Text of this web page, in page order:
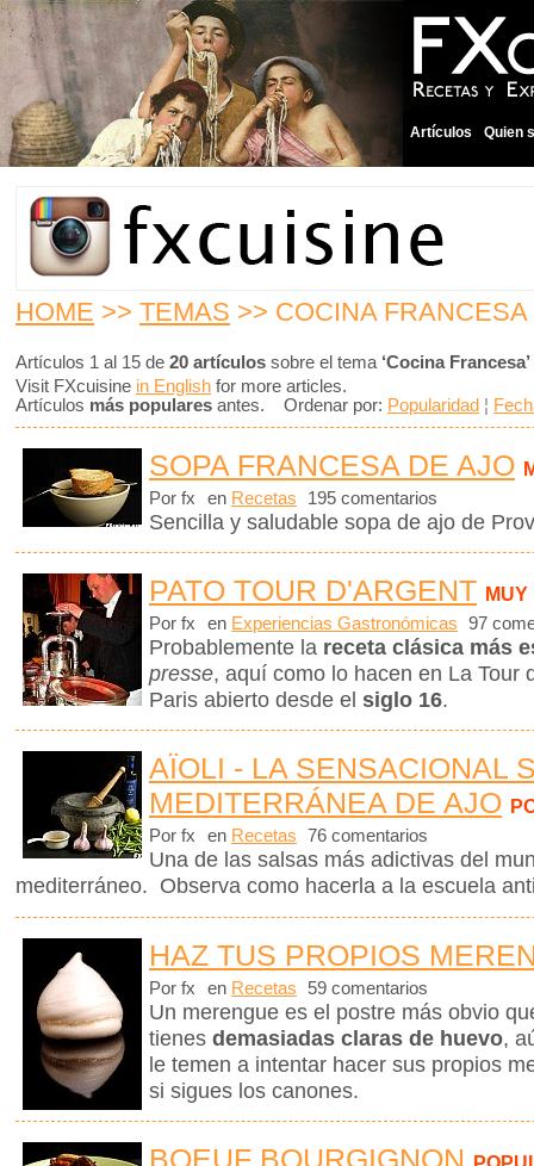
Artículos Quien
HOME >> TEMAS >> COCINA FRANCESA
Artículos 1 al 15 de 20 artículos sobre el tema ‘Cocina Francesa’
Visit FXcuisine in English for more articles.
Artículos más populares antes. Ordenar por: Popularidad ¦
SOPA FRANCESA DE AJO
Por fx en Recetas 195 comentarios
Sencilla y saludable sopa de ajo de
PATO TOUR D'ARGENT MUY
Por fx en Experiencias Gastronómicas 97
Probablemente la receta clásica más
presse, aquí como lo hacen en La Tour
Paris abierto desde el siglo 16.
AÏOLI - LA SENSACIONAL
MEDITERRÁNEA DE AJO
Por fx en Recetas 76 comentarios
Una de las salsas más adictivas del
mediterráneo. Observa como hacerla a la escuela
HAZ TUS PROPIOS
Por fx en Recetas 59 comentarios
Un merengue es el postre más obvio
tienes demasiadas claras de huevo,
le temen a intentar hacer sus propios
si sigues los canones.
BOEUF BOURGIGNON